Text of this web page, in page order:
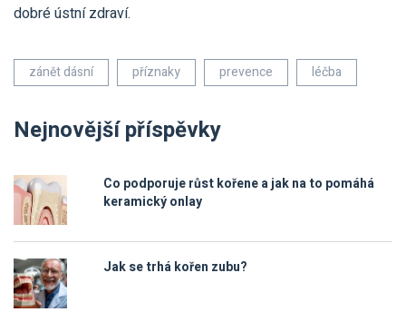
dobré ústní zdraví.
zánět dásní příznaky prevence léčba
Nejnovější příspěvky
Co podporuje růst kořene a jak na to pomáhá
keramický onlay
Jak se trhá kořen zubu?